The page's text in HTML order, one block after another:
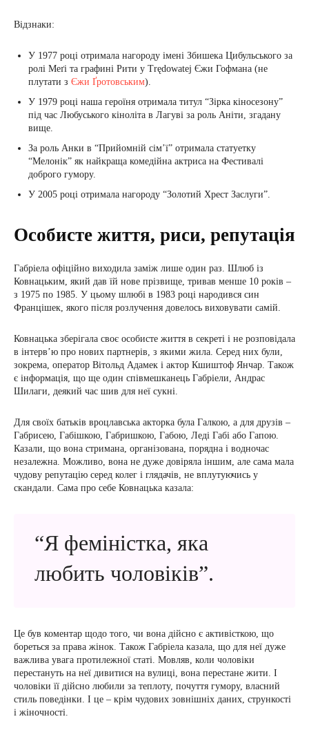
Відзнаки:
У 1977 році отримала нагороду імені Збишека Цибульського за
ролі Меґі та графині Рити у Trędowatej Єжи Гофмана (не
плутати з Єжи Ґротовським).
У 1979 році наша героїня отримала титул “Зірка кіносезону”
під час Любуського кіноліта в Лагуві за роль Аніти, згадану
вище.
За роль Анки в “Прийомній сім’ї” отримала статуетку
“Мелонік” як найкраща комедійна актриса на Фестивалі
доброго гумору.
У 2005 році отримала нагороду “Золотий Хрест Заслуги”.
Особисте життя, риси, репутація
Габріела офіційно виходила заміж лише один раз. Шлюб із
Ковнацьким, який дав їй нове прізвище, тривав менше 10 років –
з 1975 по 1985. У цьому шлюбі в 1983 році народився син
Францішек, якого після розлучення довелось виховувати самій.
Ковнацька зберігала своє особисте життя в секреті і не розповідала
в інтерв’ю про нових партнерів, з якими жила. Серед них були,
зокрема, оператор Вітольд Адамек і актор Кшиштоф Янчар. Також
є інформація, що ще один співмешканець Габріели, Андрас
Шилаги, деякий час шив для неї сукні.
Для своїх батьків вроцлавська акторка була Галкою, а для друзів –
Габрисею, Габішкою, Габришкою, Габою, Леді Габі або Гапою.
Казали, що вона стримана, організована, порядна і водночас
незалежна. Можливо, вона не дуже довіряла іншим, але сама мала
чудову репутацію серед колег і глядачів, не вплутуючись у
скандали. Сама про себе Ковнацька казала:
“Я феміністка, яка
любить чоловіків”.
Це був коментар щодо того, чи вона дійсно є активісткою, що
бореться за права жінок. Також Габріела казала, що для неї дуже
важлива увага протилежної статі. Мовляв, коли чоловіки
перестануть на неї дивитися на вулиці, вона перестане жити. І
чоловіки її дійсно любили за теплоту, почуття гумору, власний
стиль поведінки. І це – крім чудових зовнішніх даних, стрункості
і жіночності.